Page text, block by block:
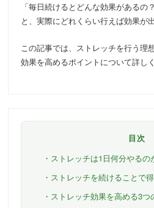
「毎日続けるとどんな効果があるの？
と、実際にどれくらい行えば効果が
この記事では、ストレッチを行う理
効果を高めるポイントについて詳し
目次
・ストレッチは1日何分やるの
・ストレッチを続けることで
・ストレッチ効果を高める3つ